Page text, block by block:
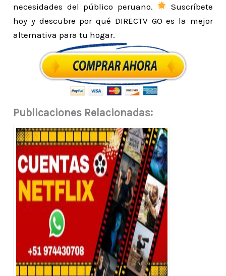
necesidades del público peruano.
Suscríbete
hoy y descubre por qué DIRECTV GO es la mejor
alternativa para tu hogar.
Publicaciones Relacionadas: